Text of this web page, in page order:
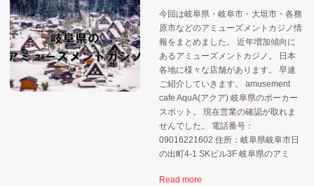
佐世保市 北九州市 北海道 千葉市 和歌山
和歌山県 大阪 大阪市 大阪府 宮城県
政府 東京都 横浜 横
福岡県 苫小牧市
選挙 長崎 長崎県
今回は岐阜県・岐阜市・大垣市・各務
原市などのアミューズメントカジノ情
報をまとめました。 近年増加傾向に
あるアミューズメントカジノ。 日本
各地に様々な店舗があります。 早速
ご紹介していきます。 amusement
cafe AquA(アクア) 岐阜県のポーカー
スポット。 現在営業の確認が取れま
せんでした。 電話番号：
09016221602 住所：岐阜県岐阜市日
の出町4-1 SKビル3F 岐阜県のアミ
Read more